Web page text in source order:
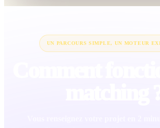
UN PARCOURS SIMPLE, UN MOTEUR